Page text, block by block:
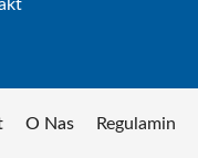
O Nas Regulamin